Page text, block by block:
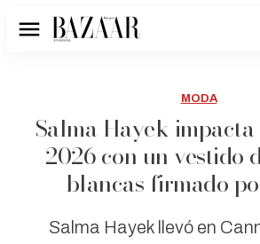
Menú
MODA
Salma Hayek impacta
2026 con un vestido
blancas firmado
Salma Hayek llevó en